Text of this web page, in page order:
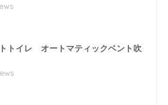
トイレ オートマティックベント吹